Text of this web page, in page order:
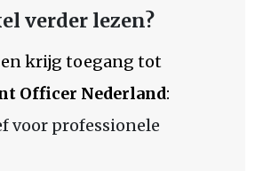
verder lezen?
krijg toegang tot
Officer Nederland:
voor professionele